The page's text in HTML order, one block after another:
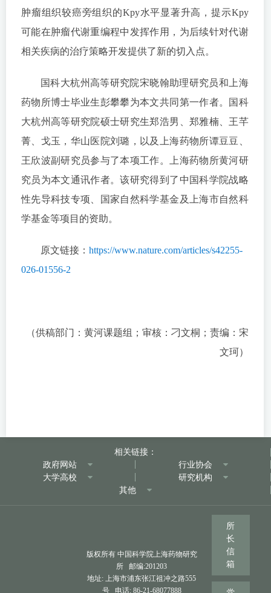
肿瘤组织较癌旁组织的Kpy水平显著升高，提示Kpy
可能在肿瘤代谢重编程中发挥作用，为后续针对代谢
相关疾病的治疗策略开发提供了新的切入点。
国科大杭州高等研究院宋晓翰助理研究员和上海
药物所博士毕业生彭攀攀为本文共同第一作者。国科
大杭州高等研究院硕士研究生郑浩男、郑雅楠、王芊
菁、戈玉，华山医院刘璐，以及上海药物所谭豆豆、
王欣波副研究员参与了本项工作。上海药物所黄河研
究员为本文通讯作者。该研究得到了中国科学院战略
性先导科技专项、国家自然科学基金及上海市自然科
学基金等项目的资助。
原文链接： https://www.nature.com/articles/s42255-
026-01556-2
（供稿部门：黄河课题组；审核：刁文桐；责编：宋
文珂）
相关链接：
政府网站
行业协会
大学高校
研究机构
其他
版权所有 中国科学院上海药物研究
所 邮编:201203
地址: 上海市浦东张江祖冲之路555
号 电话: 86-21-68077888
所
长
信
箱